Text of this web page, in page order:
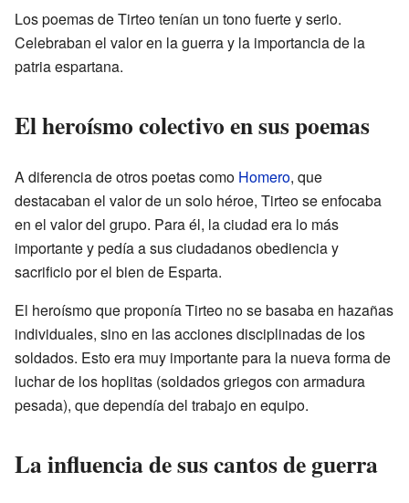
Los poemas de Tirteo tenían un tono fuerte y serio.
Celebraban el valor en la guerra y la importancia de la
patria espartana.
El heroísmo colectivo en sus poemas
A diferencia de otros poetas como Homero, que
destacaban el valor de un solo héroe, Tirteo se enfocaba
en el valor del grupo. Para él, la ciudad era lo más
importante y pedía a sus ciudadanos obediencia y
sacrificio por el bien de Esparta.
El heroísmo que proponía Tirteo no se basaba en hazañas
individuales, sino en las acciones disciplinadas de los
soldados. Esto era muy importante para la nueva forma de
luchar de los hoplitas (soldados griegos con armadura
pesada), que dependía del trabajo en equipo.
La influencia de sus cantos de guerra